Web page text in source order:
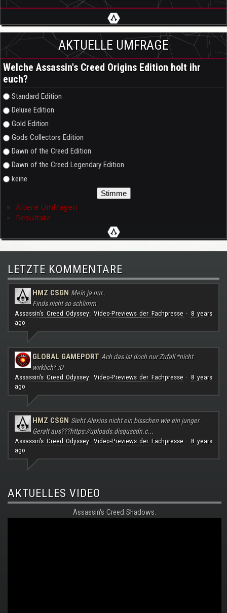
AKTUELLE UMFRAGE
Welche Assassin's Creed Origins Edition holt ihr
euch?
Auswahlmöglichkeiten
Standard Edition
Deluxe Edition
Gold Edition
Gods Collectors Edition
Dawn of the Creed Edition
Dawn of the Creed Legendary Edition
keine
Ältere Umfragen
Resultate
LETZTE KOMMENTARE
HMZ CSGN Mein ja nur..
Finds nicht so schlimm
Assassin's Creed Odyssey: Video-Previews der Fachpresse· 8 years
ago
GLOBAL GAMEPORT Ach das ist doch nur Zufall *nicht
wirklich* :D
Assassin's Creed Odyssey: Video-Previews der Fachpresse· 8 years
ago
HMZ CSGN Sieht Alexios nicht ein bisschen wie ein junger
Geralt aus???https://uploads.disquscdn.c...
Assassin's Creed Odyssey: Video-Previews der Fachpresse· 8 years
ago
AKTUELLES VIDEO
Assassin's Creed Shadows: